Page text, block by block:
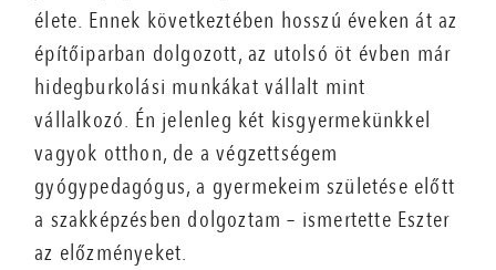
élete. Ennek következtében hosszú éveken át az
építőiparban dolgozott, az utolsó öt évben már
hidegburkolási munkákat vállalt mint
vállalkozó. Én jelenleg két kisgyermekünkkel
vagyok otthon, de a végzettségem
gyógypedagógus, a gyermekeim születése előtt
a szakképzésben dolgoztam – ismertette Eszter
az előzmé­nyeket.